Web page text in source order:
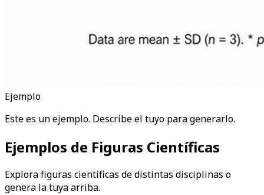
Ejemplo
Este es un ejemplo. Describe el tuyo para generarlo.
Ejemplos de Figuras Científicas
Explora figuras científicas de distintas disciplinas o
genera la tuya arriba.